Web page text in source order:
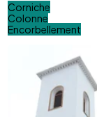
Corniche
Colonne
Encorbellement